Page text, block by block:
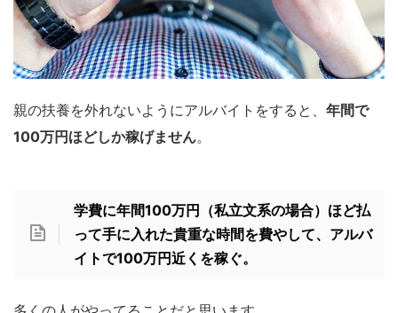
親の扶養を外れないようにアルバイトをすると、 年間で
100万円ほどしか稼げません。
学費に年間100万円（私立文系の場合）ほど払
って手に入れた貴重な時間を費やして、アルバ
イトで100万円近くを稼ぐ。